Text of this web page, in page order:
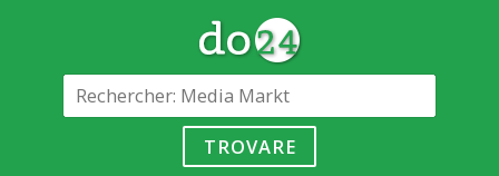
TROVARE